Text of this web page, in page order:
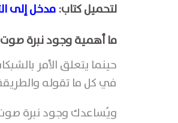
لتحميل كتاب: ﻣﺪﺧﻞ ﺇﻟﻰ
ما أهمية وجود نبرة صوت
حينما يتعلق الأمر
في كل ما تقوله
ويُساعدك وجود نبرة صوت